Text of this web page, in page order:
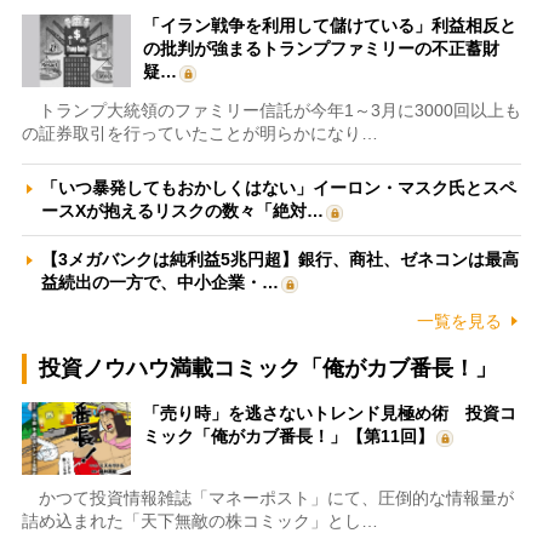
「イラン戦争を利用して儲けている」利益相反と
の批判が強まるトランプファミリーの不正蓄財
疑…
トランプ大統領のファミリー信託が今年1～3月に3000回以上も
の証券取引を行っていたことが明らかになり…
「いつ暴発してもおかしくはない」イーロン・マスク氏とスペ
ースXが抱えるリスクの数々「絶対…
【3メガバンクは純利益5兆円超】銀行、商社、ゼネコンは最高
益続出の一方で、中小企業・…
一覧を見る
投資ノウハウ満載コミック「俺がカブ番長！」
「売り時」を逃さないトレンド見極め術 投資コ
ミック「俺がカブ番長！」【第11回】
かつて投資情報雑誌「マネーポスト」にて、圧倒的な情報量が
詰め込まれた「天下無敵の株コミック」とし…